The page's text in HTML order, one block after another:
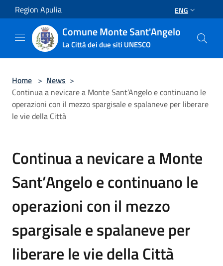
Salta al contenuto principale
Region Apulia ENG
Comune Monte Sant'Angelo
La Città dei due siti UNESCO
Home > News >
Continua a nevicare a Monte Sant’Angelo e continuano le
operazioni con il mezzo spargisale e spalaneve per liberare
le vie della Città
Continua a nevicare a Monte
Sant’Angelo e continuano le
operazioni con il mezzo
spargisale e spalaneve per
liberare le vie della Città